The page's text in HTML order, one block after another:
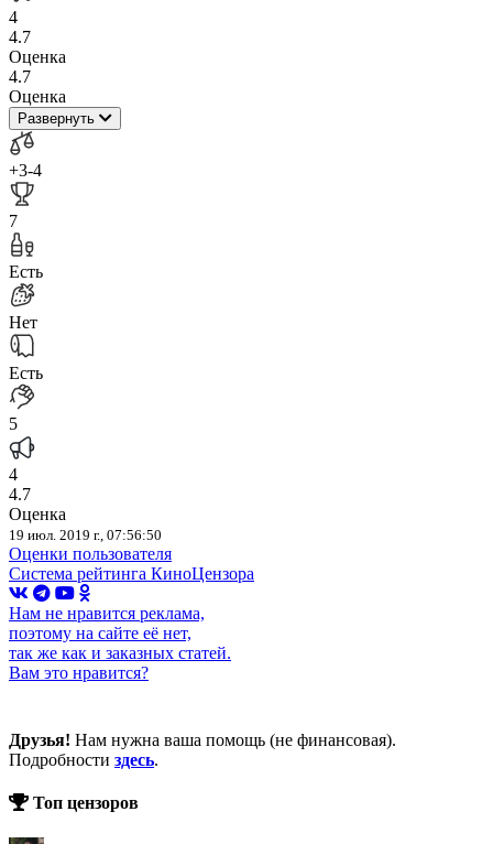
4
4.7
Оценка
4.7
Оценка
Развернуть
+3-4
7
Есть
Нет
Есть
5
4
4.7
Оценка
19 июл. 2019 г., 07:56:50
Оценки пользователя
Система рейтинга КиноЦензора
Нам не нравится реклама,
поэтому на сайте её нет,
так же как и заказных статей.
Вам это нравится?
Друзья! Нам нужна ваша помощь (не финансовая).
Подробности здесь.
Топ цензоров